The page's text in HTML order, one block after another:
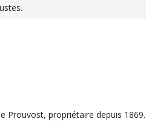
Prouvost, propriétaire depuis 1869.